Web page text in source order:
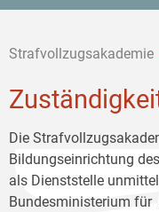
Strafvollzugsakademie
Die
Bildungseinrichtung
als Dienststelle
Bundesministerium für